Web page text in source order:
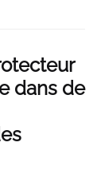
dans de